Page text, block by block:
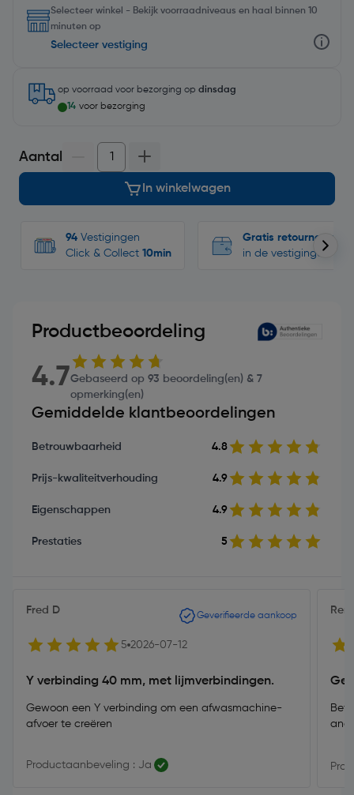
Selecteer winkel - Bekijk voorraadniveaus en haal binnen 10
minuten op
Selecteer vestiging
op voorraad voor bezorging op dinsdag
14 voor bezorging
Aantal
In winkelwagen
94 Vestigingen
Click & Collect 10min
Gratis retourneren
in de vestigingen
Productbeoordeling
4.7Gebaseerd op 93 beoordeling(en) & 7
opmerking(en)
Gemiddelde klantbeoordelingen
Betrouwbaarheid 4.8
Prijs-kwaliteitverhouding 4.9
Eigenschappen 4.9
Prestaties 5
Fred D Geverifieerde aankoop
5 2026-07-12
Y verbinding 40 mm, met lijmverbindingen.
Gewoon een Y verbinding om een afwasmachine-
afvoer te creëren
Productaanbeveling : Ja